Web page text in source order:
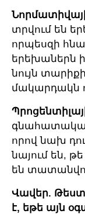
տրվում են
որպեսզի
երեխաներն
նույն
մակարդակն
որով նախ
նայում են,
են
Վավեր.
է, եթե այն